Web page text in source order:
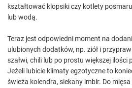
kształtować klopsiki czy kotlety
lub wodą.
Teraz jest odpowiedni moment na
ulubionych dodatków, np. ziół i
szałwi, chili lub po prostu większej ilości
Jeżeli lubicie klimaty egzotyczne to
świeża kolendra, siekany imbir. Do